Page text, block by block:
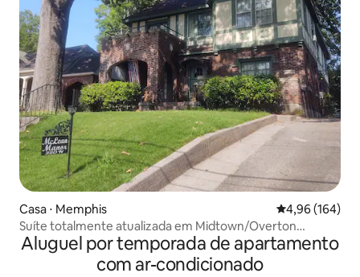
Casa ⋅ Memphis 4,96 de uma
4,96 (164)
Suíte totalmente atualizada em Midtown/Overton
Square. P
Aluguel por temporada de apartamento
com ar-condicionado